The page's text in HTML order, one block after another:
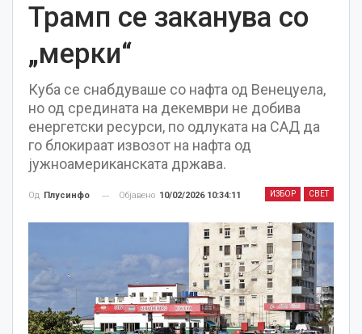
Трамп се заканува со
„мерки“
Куба се снабдуваше со нафта од Венецуела,
но од средината на декември не добива
енергетски ресурси, по одлуката на САД да
го блокираат извозот на нафта од
јужноамериканската држава.
ИЗБОР СВЕТ
Од Плусинфо Објавено 10/02/2026 10:34:11